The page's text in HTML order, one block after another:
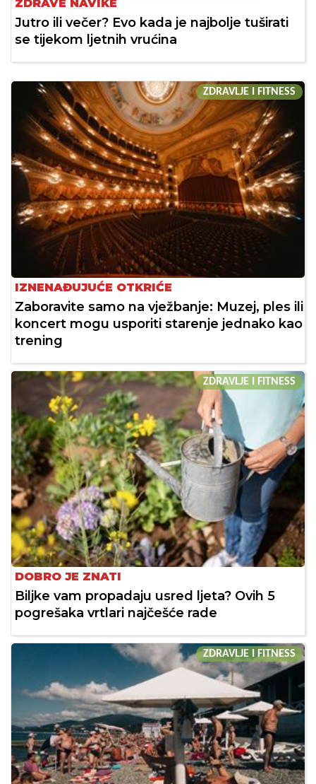
ZDRAVE NAVIKE
Jutro ili večer? Evo kada je najbolje tuširati
se tijekom ljetnih vrućina
ZDRAVLJE I FITNESS
IZNENAĐUJUĆE OTKRIĆE
Zaboravite samo na vježbanje: Muzej, ples ili
koncert mogu usporiti starenje jednako kao
trening
ZDRAVLJE I FITNESS
DOBRO JE ZNATI
Biljke vam propadaju usred ljeta? Ovih 5
pogrešaka vrtlari najčešće rade
ZDRAVLJE I FITNESS